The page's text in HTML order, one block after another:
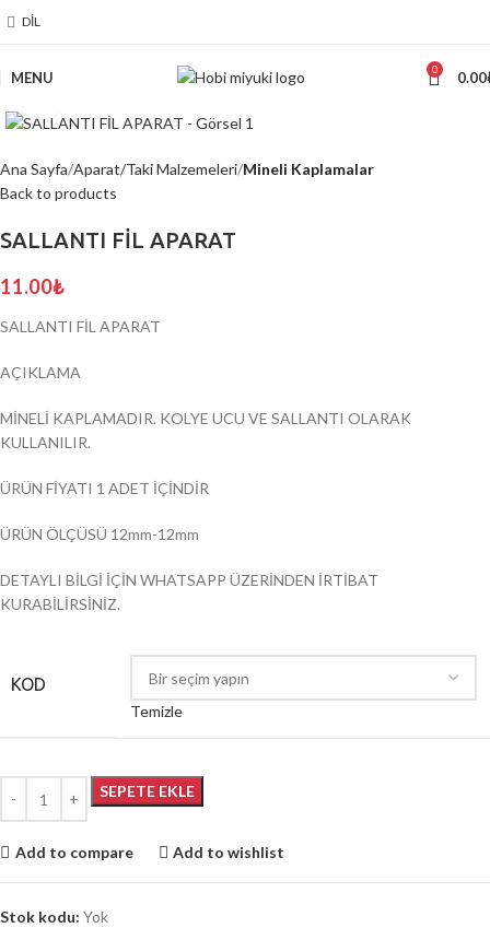
DIL
MENU 0 0.00
Ana Sayfa Aparat/Taki Malzemeleri Mineli Kaplamalar
Back to products
SALLANTI FİL APARAT
11.00₺
SALLANTI FİL APARAT
AÇIKLAMA
MİNELİ KAPLAMADIR. KOLYE UCU VE SALLANTI OLARAK
KULLANILIR.
ÜRÜN FİYATI 1 ADET İÇİNDİR
ÜRÜN ÖLÇÜSÜ 12mm-12mm
DETAYLI BİLGİ İÇİN WHATSAPP ÜZERİNDEN İRTİBAT
KURABİLİRSİNİZ.
KOD
Temizle
SEPETE EKLE
Add to compare Add to wishlist
Stok kodu: Yok